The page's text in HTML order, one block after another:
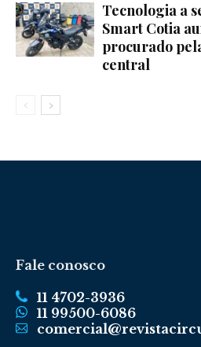
Tecnologia a
Smart Cotia
procurado
central
Fale conosco
11 4702-3936
11 99500-6086